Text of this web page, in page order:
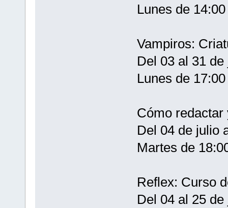
Lunes de
Vampiros:
Del 03 al 31 de
Lunes de
Cómo
Del 04 de julio
Martes de
Reflex: Curso
Del 04 al 25 de